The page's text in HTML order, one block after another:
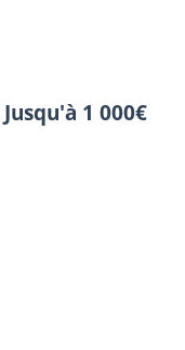
Jusqu'à 1 000€